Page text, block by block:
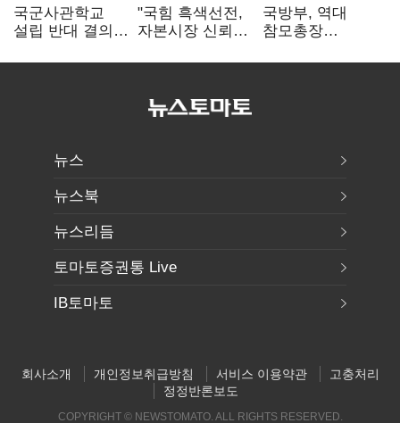
국군사관학교
설립 반대 결의안
"정치적 목적
"국힘 흑색선전,
자본시장 신뢰
경질하라"
국방부, 역대
참모총장
재검토 요구에
뉴스
뉴스북
뉴스리듬
토마토증권통 Live
IB토마토
회사소개 개인정보취급방침 서비스 이용약관
고충처리
정정반론보도
COPYRIGHT © NEWSTOMATO. ALL RIGHTS RESERVED.